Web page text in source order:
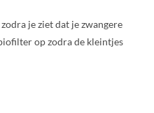
je ziet dat je zwangere
op zodra de kleintjes